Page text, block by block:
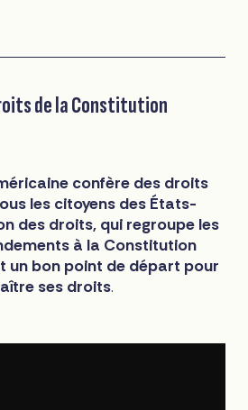
de la Constitution
confère des droits
les citoyens des États-
des droits, qui regroupe les
à la Constitution
un bon point de départ pour
ses droits.